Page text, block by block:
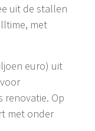
uit de stallen
met
euro) uit
renovatie. Op
met onder